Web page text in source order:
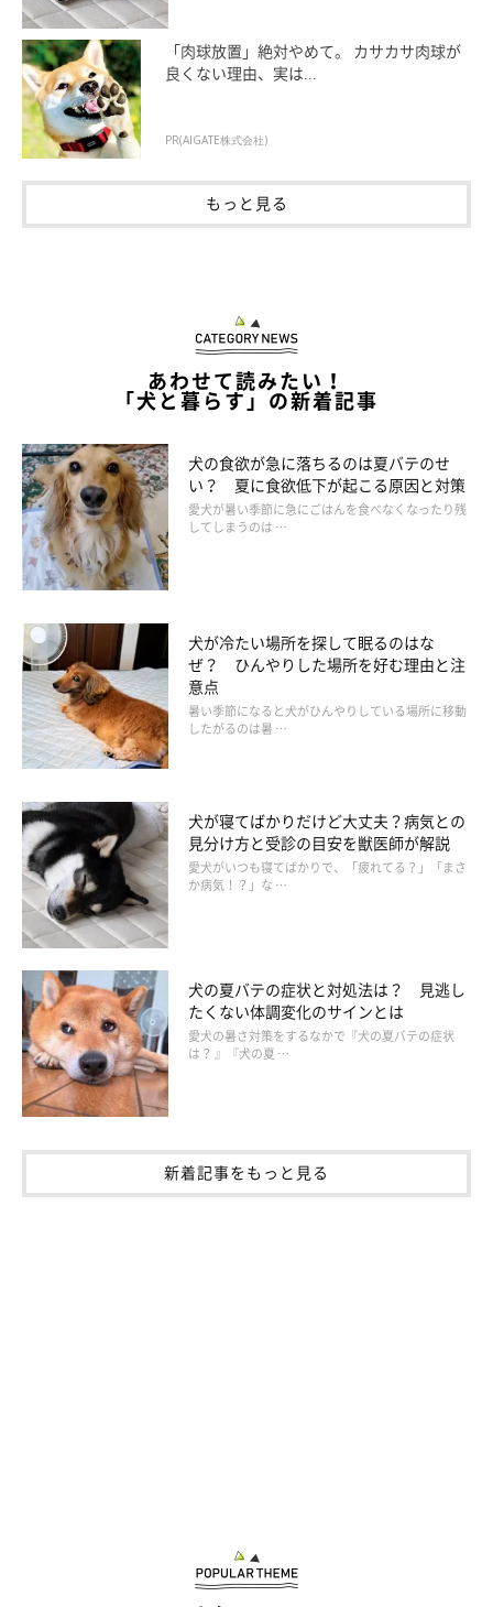
「肉球放置」絶対やめて。 カサカサ肉球が
良くない理由、実は...
PR(AIGATE株式会社)
もっと見る
あわせて読みたい！
「犬と暮らす」の新着記事
犬の食欲が急に落ちるのは夏バテのせ
い？ 夏に食欲低下が起こる原因と対策
愛犬が暑い季節に急にごはんを食べなくなったり残
してしまうのは …
犬が冷たい場所を探して眠るのはな
ぜ？ ひんやりした場所を好む理由と注
意点
暑い季節になると犬がひんやりしている場所に移動
したがるのは暑 …
犬が寝てばかりだけど大丈夫？病気との
見分け方と受診の目安を獣医師が解説
愛犬がいつも寝てばかりで、「疲れてる？」「まさ
か病気！？」な …
犬の夏バテの症状と対処法は？ 見逃し
たくない体調変化のサインとは
愛犬の暑さ対策をするなかで『犬の夏バテの症状
は？ 』『犬の夏 …
新着記事をもっと見る